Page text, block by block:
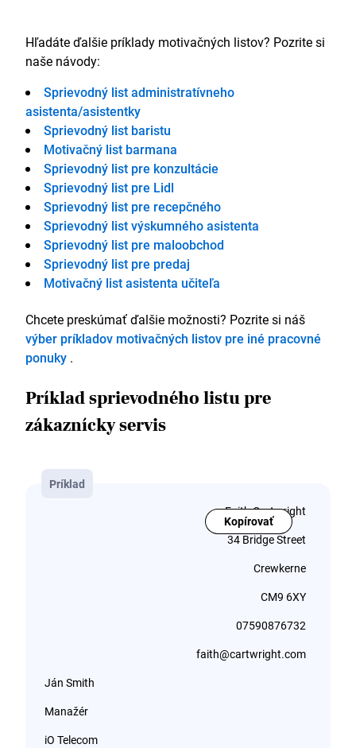
Hľadáte ďalšie príklady motivačných listov? Pozrite si
naše návody:
Sprievodný list administratívneho
asistenta/asistentky
Sprievodný list baristu
Motivačný list barmana
Sprievodný list pre konzultácie
Sprievodný list pre Lidl
Sprievodný list pre recepčného
Sprievodný list výskumného asistenta
Sprievodný list pre maloobchod
Sprievodný list pre predaj
Motivačný list asistenta učiteľa
Chcete preskúmať ďalšie možnosti? Pozrite si náš
výber príkladov motivačných listov pre iné pracovné
ponuky .
Príklad sprievodného listu pre
zákaznícky servis
Príklad
Kopírovať
Faith Cartwright
34 Bridge Street
Crewkerne
CM9 6XY
07590876732
faith@cartwright.com
Ján Smith
Manažér
iO Telecom